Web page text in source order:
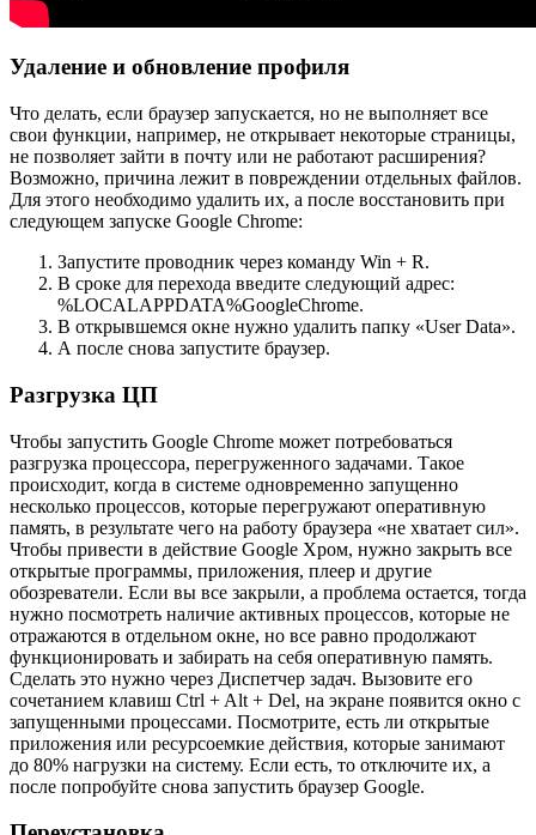
Удаление и обновление профиля
Что делать, если браузер запускается, но не выполняет все
свои функции, например, не открывает некоторые страницы,
не позволяет зайти в почту или не работают расширения?
Возможно, причина лежит в повреждении отдельных файлов.
Для этого необходимо удалить их, а после восстановить при
следующем запуске Google Chrome:
Запустите проводник через команду Win + R.
В сроке для перехода введите следующий адрес:
%LOCALAPPDATA%GoogleChrome.
В открывшемся окне нужно удалить папку «User Data».
А после снова запустите браузер.
Разгрузка ЦП
Чтобы запустить Google Chrome может потребоваться
разгрузка процессора, перегруженного задачами. Такое
происходит, когда в системе одновременно запущенно
несколько процессов, которые перегружают оперативную
память, в результате чего на работу браузера «не хватает сил».
Чтобы привести в действие Google Хром, нужно закрыть все
открытые программы, приложения, плеер и другие
обозреватели. Если вы все закрыли, а проблема остается, тогда
нужно посмотреть наличие активных процессов, которые не
отражаются в отдельном окне, но все равно продолжают
функционировать и забирать на себя оперативную память.
Сделать это нужно через Диспетчер задач. Вызовите его
сочетанием клавиш Ctrl + Alt + Del, на экране появится окно с
запущенными процессами. Посмотрите, есть ли открытые
приложения или ресурсоемкие действия, которые занимают
до 80% нагрузки на систему. Если есть, то отключите их, а
после попробуйте снова запустить браузер Google.